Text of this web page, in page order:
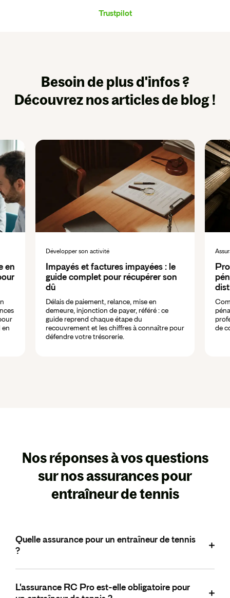
Trustpilot
Besoin de plus d'infos ?
Découvrez nos articles de blog !
en
en
Développer son activité
Impayés et factures impayées : le
guide complet pour récupérer son
dû
Délais de paiement, relance, mise en
demeure, injonction de payer, référé : ce
guide reprend chaque étape du
recouvrement et les chiffres à connaître pour
défendre votre trésorerie.
de
Nos réponses à vos questions
sur nos assurances pour
entraîneur de tennis
Quelle assurance pour un entraîneur de tennis
?
une Responsabilité Civile Professionnelle (RC Pro) pour
L'assurance RC Pro est-elle obligatoire pour